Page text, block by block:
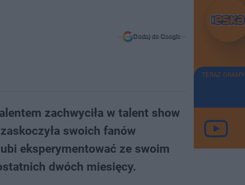
Dodaj do Google
zachwyciła w talent show
swoich fanów
eksperymentować ze swoim
dwóch miesięcy.
TERAZ GRAMY